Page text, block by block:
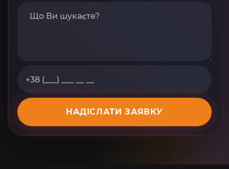
НАДІСЛАТИ ЗАЯВКУ